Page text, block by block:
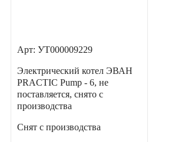
Арт: УТ000009229
Электрический котел ЭВАН
PRACTIC Pump - 6, не
поставляется, снято с
производства
Снят с производства